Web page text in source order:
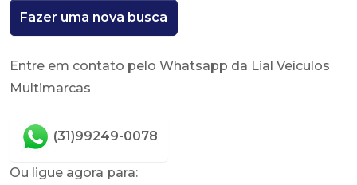
Fazer uma nova busca
Entre em contato pelo Whatsapp da Lial Veículos
Multimarcas
(31)99249-0078
Ou ligue agora para: